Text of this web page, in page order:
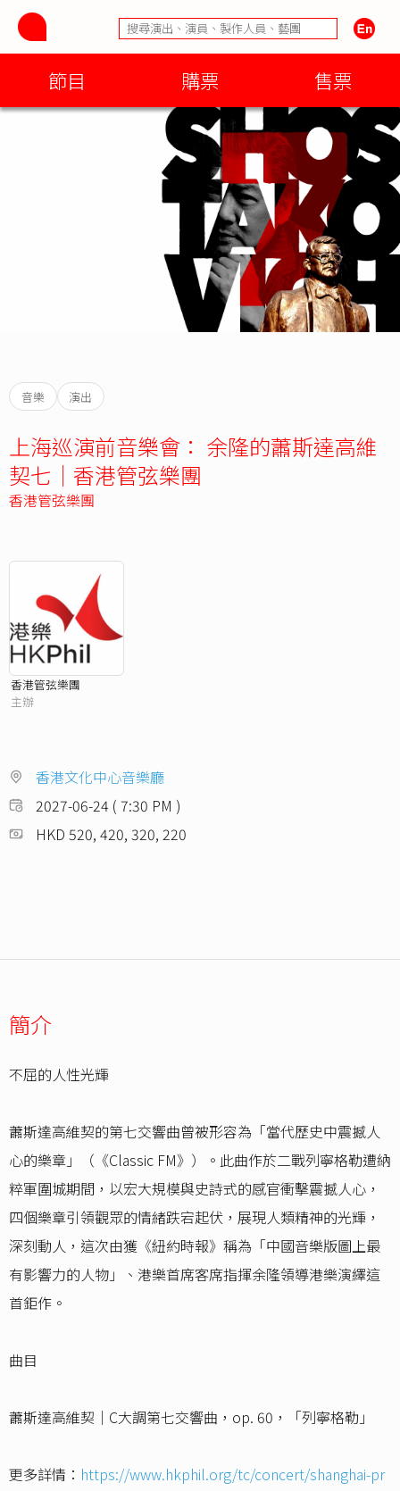
節目 購票 售票
音樂 演出
上海巡演前音樂會： 余隆的蕭斯達高維
契七｜香港管弦樂團
香港管弦樂團
香港管弦樂團
主辦
香港文化中心音樂廳
2027-06-24 ( 7:30 PM )
HKD 520, 420, 320, 220
簡介
不屈的人性光輝
蕭斯達高維契的第七交響曲曾被形容為「當代歷史中震撼人
心的樂章」（《Classic FM》）。此曲作於二戰列寧格勒遭納
粹軍圍城期間，以宏大規模與史詩式的感官衝擊震撼人心，
四個樂章引領觀眾的情緒跌宕起伏，展現人類精神的光輝，
深刻動人，這次由獲《紐約時報》稱為「中國音樂版圖上最
有影響力的人物」、港樂首席客席指揮余隆領導港樂演繹這
首鉅作。
曲目
蕭斯達高維契｜C大調第七交響曲，op. 60，「列寧格勒」
更多詳情： https://www.hkphil.org/tc/concert/shanghai-pr